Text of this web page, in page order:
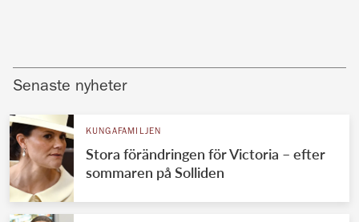
Senaste nyheter
KUNGAFAMILJEN
Stora förändringen för Victoria – efter
sommaren på Solliden